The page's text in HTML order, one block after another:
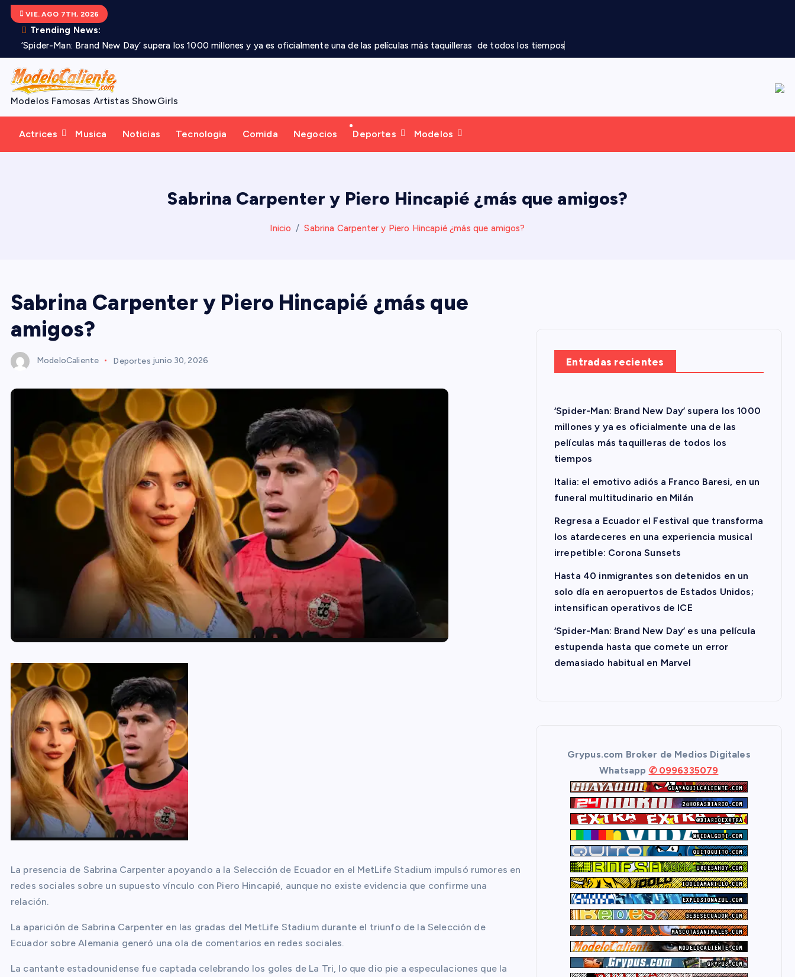
t
l
o
VIE. AGO 7TH, 2026
Trending News:
‘Spider-Man: Brand New Day’ supera los 1000 millones y ya es oficialmente una de las películas más taquilleras  de todos los tiempos
Modelos Famosas Artistas ShowGirls
Actrices Musica Noticias Tecnologia Comida Negocios Deportes Modelos
Sabrina Carpenter y Piero Hincapié ¿más que amigos?
Inicio Sabrina Carpenter y Piero Hincapié ¿más que amigos?
Sabrina Carpenter y Piero Hincapié ¿más que
amigos?
ModeloCaliente Deportes junio 30, 2026
La presencia de Sabrina Carpenter apoyando a la Selección de Ecuador en el MetLife Stadium impulsó rumores en
redes sociales sobre un supuesto vínculo con Piero Hincapié, aunque no existe evidencia que confirme una
relación.
La aparición de Sabrina Carpenter en las gradas del MetLife Stadium durante el triunfo de la Selección de
Ecuador sobre Alemania generó una ola de comentarios en redes sociales.
La cantante estadounidense fue captada celebrando los goles de La Tri, lo que dio pie a especulaciones que la
Entradas recientes
‘Spider-Man: Brand New Day’ supera los 1000
millones y ya es oficialmente una de las
películas más taquilleras de todos los
tiempos
Italia: el emotivo adiós a Franco Baresi, en un
funeral multitudinario en Milán
Regresa a Ecuador el Festival que transforma
los atardeceres en una experiencia musical
irrepetible: Corona Sunsets
Hasta 40 inmigrantes son detenidos en un
solo día en aeropuertos de Estados Unidos;
intensifican operativos de ICE
‘Spider-Man: Brand New Day’ es una película
estupenda hasta que comete un error
demasiado habitual en Marvel
Grypus.com Broker de Medios Digitales
Whatsapp ✆ 0996335079